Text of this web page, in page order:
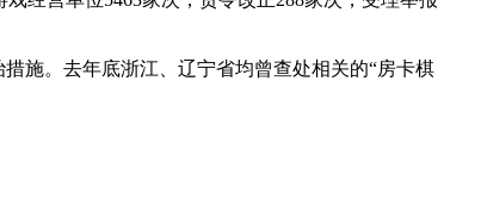
施。去年底浙江、辽宁省均曾查处相关的“房卡棋